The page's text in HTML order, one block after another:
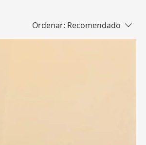
Ordenar: Recomendado